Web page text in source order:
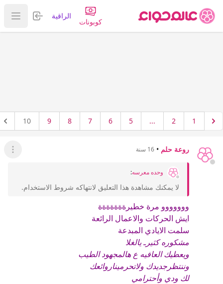
كوبونات
الراقية تسجيل
عرض
1
2
...
5
6
7
8
9
10
روعة حلم • 16 سنة عرض
وحده معرسه:
لا يمكنك مشاهدة هذا التعليق لانتهاكه شروط الاستخدام.
ووووووو مرة خطيرةةةةةةة
ايش الحركات والاعمال الرائعة
سلمت الايادي المبدعة
مشكوره كثيرـ يالغلا
ويعطيك العافيه ع هالمجهود الطيب
وننتظرجديدك ولاتحرميناروائعك
لك ودي وأحترامي